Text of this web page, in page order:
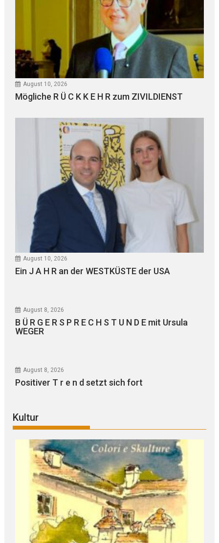
August 10, 2026
Mögliche R Ü C K K E H R zum ZIVILDIENST
August 10, 2026
Ein J A H R an der WESTKÜSTE der USA
August 8, 2026
B Ü R G E R S P R E C H S T U N D E mit Ursula
WEGER
August 8, 2026
Positiver T r e n d setzt sich fort
Kultur